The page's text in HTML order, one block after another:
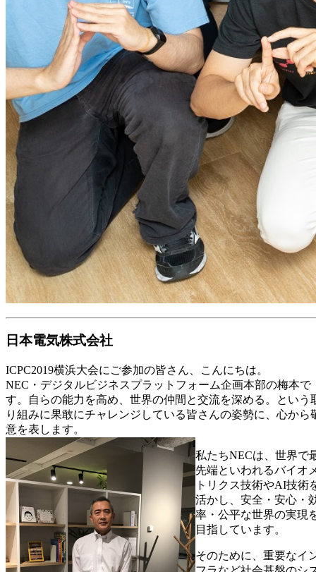
日本電気株式会社
ICPC2019横浜大会にご参加の皆さん、こんにちは。
NEC・デジタルビジネスプラットフォーム企画本部の梅本で
す。自らの能力を高め、世界の仲間と交流を深める。という
り組みに果敢にチャレンジしている皆さんの姿勢に、心から
意を表します。
私たちNECは、世界で
先端といわれるバイオ
トリクス技術やAI技術
活かし、安全・安心・
率・公平な世界の実現
目指しています。
そのために、重要なイ